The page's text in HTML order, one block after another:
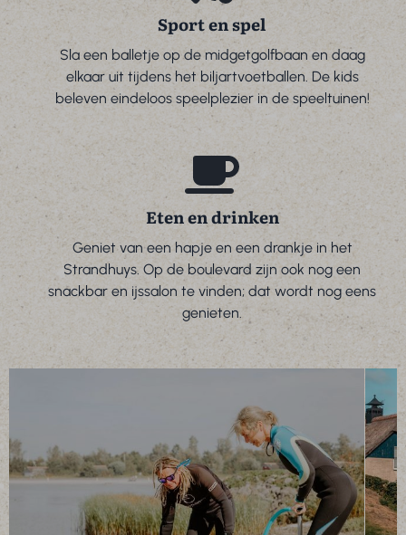
Sport en spel
Sla een balletje op de midgetgolfbaan en daag
elkaar uit tijdens het biljartvoetballen. De kids
beleven eindeloos speelplezier in de speeltuinen!
Eten en drinken
Geniet van een hapje en een drankje in het
Strandhuys. Op de boulevard zijn ook nog een
snackbar en ijssalon te vinden; dat wordt nog eens
genieten.